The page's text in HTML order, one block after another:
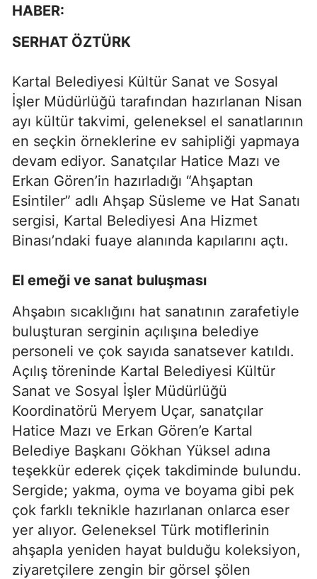
HABER:
SERHAT ÖZTÜRK
Kartal Belediyesi Kültür Sanat ve Sosyal
İşler Müdürlüğü tarafından hazırlanan Nisan
ayı kültür takvimi, geleneksel el sanatlarının
en seçkin örneklerine ev sahipliği yapmaya
devam ediyor. Sanatçılar Hatice Mazı ve
Erkan Gören’in hazırladığı “Ahşaptan
Esintiler” adlı Ahşap Süsleme ve Hat Sanatı
sergisi, Kartal Belediyesi Ana Hizmet
Binası’ndaki fuaye alanında kapılarını açtı.
El emeği ve sanat buluşması
Ahşabın sıcaklığını hat sanatının zarafetiyle
buluşturan serginin açılışına belediye
personeli ve çok sayıda sanatsever katıldı.
Açılış töreninde Kartal Belediyesi Kültür
Sanat ve Sosyal İşler Müdürlüğü
Koordinatörü Meryem Uçar, sanatçılar
Hatice Mazı ve Erkan Gören’e Kartal
Belediye Başkanı Gökhan Yüksel adına
teşekkür ederek çiçek takdiminde bulundu.
Sergide; yakma, oyma ve boyama gibi pek
çok farklı teknikle hazırlanan onlarca eser
yer alıyor. Geleneksel Türk motiflerinin
ahşapla yeniden hayat bulduğu koleksiyon,
ziyaretçilere zengin bir görsel şölen